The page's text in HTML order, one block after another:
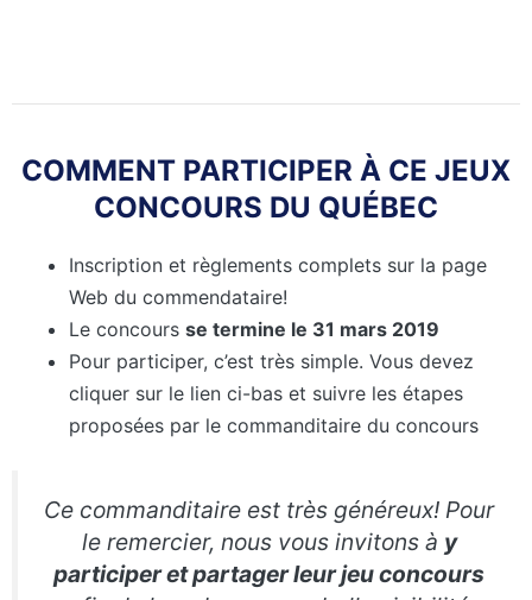
COMMENT PARTICIPER À CE JEUX
CONCOURS DU QUÉBEC
Inscription et règlements complets sur la page
Web du commendataire!
Le concours se termine le 31 mars 2019
Pour participer, c’est très simple. Vous devez
cliquer sur le lien ci-bas et suivre les étapes
proposées par le commanditaire du concours
Ce commanditaire est très généreux! Pour
le remercier, nous vous invitons à y
participer et partager leur jeu concours